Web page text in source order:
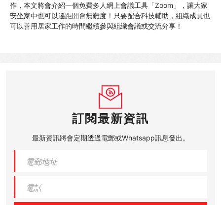
作，本文將會介紹一個免費多人網上會議工具「Zoom」，讓大家
安坐家中也可以遙距開會無難度！只要配合科技輔助，組織成員也
可以善用居家工作的時間繼續參與組織會議或交流分享！
訂閱最新資訊
最新資訊將會定期透過電郵或Whatsapp訊息發出。